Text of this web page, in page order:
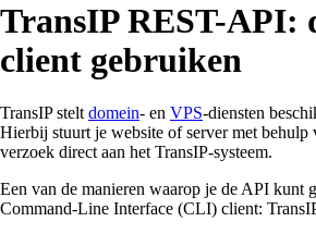
TransIP REST-API:
client gebruiken
TransIP stelt domein- en VPS-diensten
Hierbij stuurt je website of server met behulp
verzoek direct aan het TransIP-systeem.
Een van de manieren waarop je de API kunt
Command-Line Interface (CLI) client: